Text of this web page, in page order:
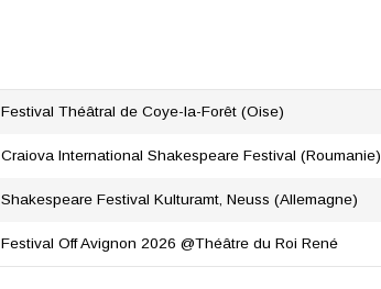
Festival Théâtral de Coye-la-Forêt (Oise)
Craiova International Shakespeare Festival (Roumanie)
Shakespeare Festival Kulturamt, Neuss (Allemagne)
Festival Off Avignon 2026 @Théâtre du Roi René